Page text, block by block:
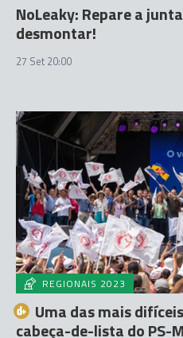
NoLeaky: Repare a
desmontar!
27 Set 20:00
REGIONAIS 2023
Uma das mais
cabeça-de-lista do PS-